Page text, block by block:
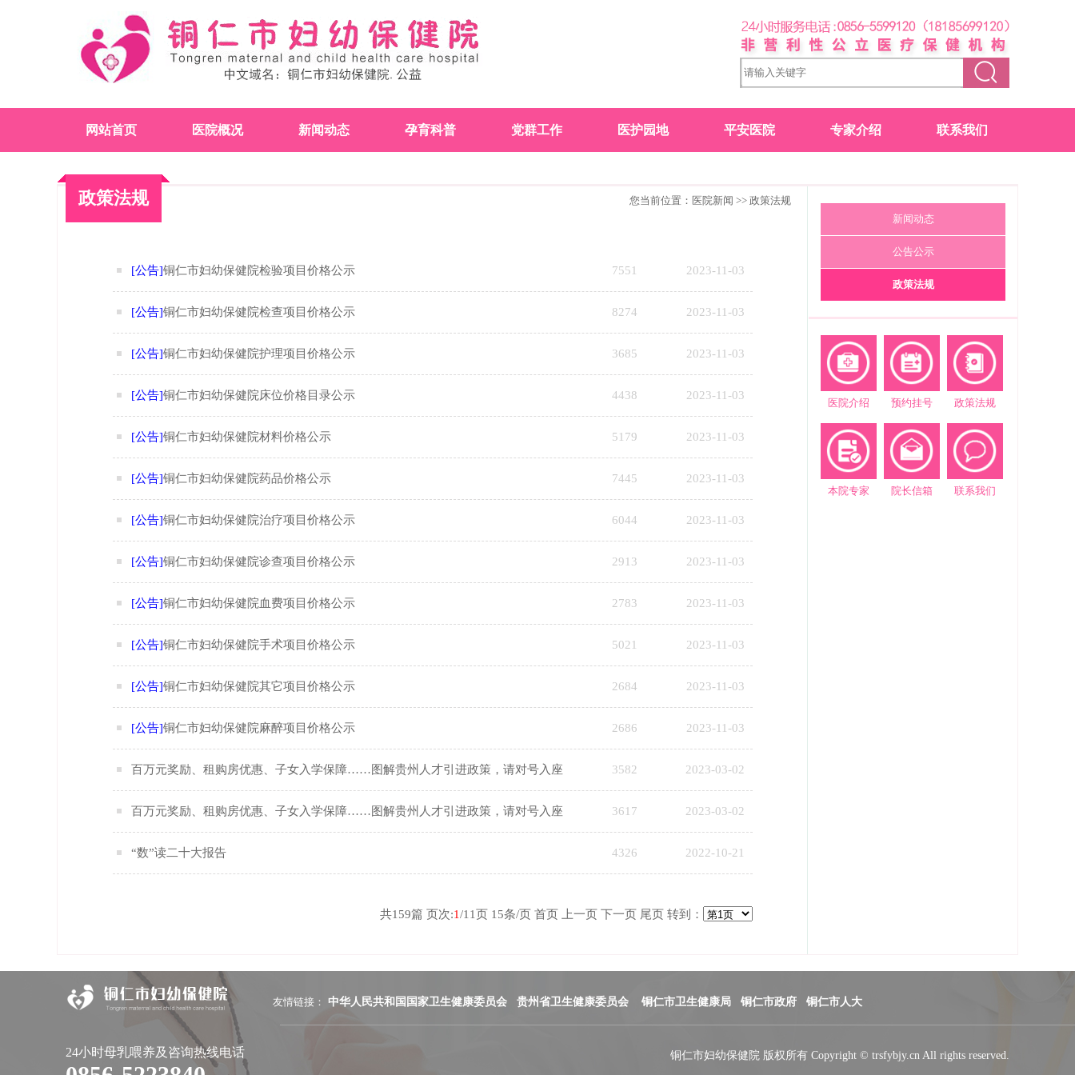
网站首页 医院概况 新闻动态 孕育科普 党群工作 医护园地 平安医院 专家介绍 联系我们
政策法规 您当前位置： 医院新闻 >> 政策法规
[公告]铜仁市妇幼保健院检验项目价格公示 2023-11-03
7551
[公告]铜仁市妇幼保健院检查项目价格公示 2023-11-03
8274
[公告]铜仁市妇幼保健院护理项目价格公示 2023-11-03
3685
[公告]铜仁市妇幼保健院床位价格目录公示 2023-11-03
4438
[公告]铜仁市妇幼保健院材料价格公示 2023-11-03
5179
[公告]铜仁市妇幼保健院药品价格公示 2023-11-03
7445
[公告]铜仁市妇幼保健院治疗项目价格公示 2023-11-03
6044
[公告]铜仁市妇幼保健院诊查项目价格公示 2023-11-03
2913
[公告]铜仁市妇幼保健院血费项目价格公示 2023-11-03
2783
[公告]铜仁市妇幼保健院手术项目价格公示 2023-11-03
5021
[公告]铜仁市妇幼保健院其它项目价格公示 2023-11-03
2684
[公告]铜仁市妇幼保健院麻醉项目价格公示 2023-11-03
2686
百万元奖励、租购房优惠、子女入学保障……图解贵州人才引进政策，请对号入座 2023-03-02
3582
百万元奖励、租购房优惠、子女入学保障……图解贵州人才引进政策，请对号入座 2023-03-02
3617
“数”读二十大报告 2022-10-21
4326
共159篇 页次:1/11页 15条/页 首页 上一页 下一页 尾页转到：
新闻动态
公告公示
政策法规
医院介绍 预约挂号 政策法规
本院专家 院长信箱 联系我们
友情链接： 中华人民共和国国家卫生健康委员会 贵州省卫生健康委员会 铜仁市卫生健康局 铜仁市政府 铜仁市人大
24小时母乳喂养及咨询热线电话 铜仁市妇幼保健院 版权所有 Copyright © trsfybjy.cn All rights reserved.